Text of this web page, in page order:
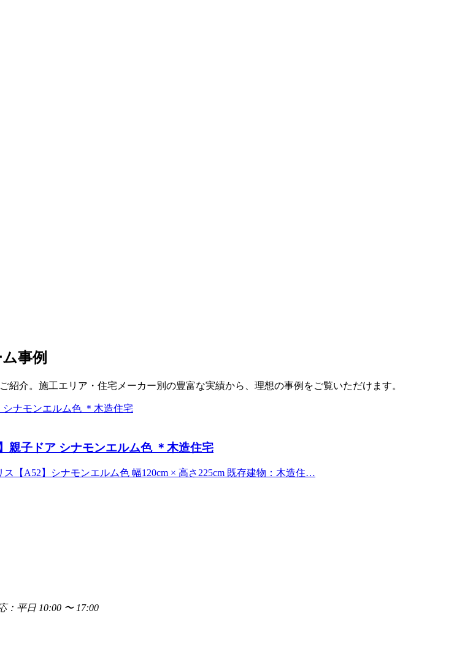
事例
介。施工エリア・住宅メーカー別の豊富な実績から、理想の事例をご覧いただけます。
親子ドア シナモンエルム色 ＊木造住宅
【A52】シナモンエルム色 幅120cm × 高さ225cm 既存建物：木造住…
：平日 10:00 〜 17:00